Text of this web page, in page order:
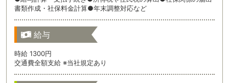
書類作成・社保料金計算●年末調整対応など
給与
時給 1300円
交通費全額支給 ※当社規定あり